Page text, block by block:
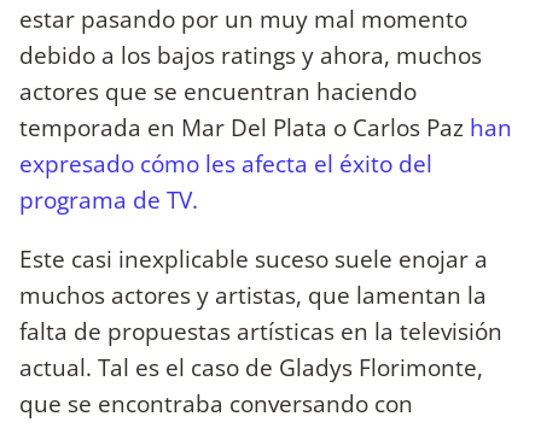
estar pasando por un muy mal momento
debido a los bajos ratings y ahora, muchos
actores que se encuentran haciendo
temporada en Mar Del Plata o Carlos Paz han
expresado cómo les afecta el éxito del
programa de TV.
Este casi inexplicable suceso suele enojar a
muchos actores y artistas, que lamentan la
falta de propuestas artísticas en la televisión
actual. Tal es el caso de Gladys Florimonte,
que se encontraba conversando con